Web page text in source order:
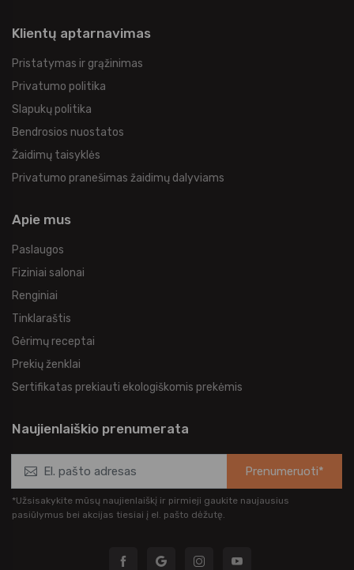
Klientų aptarnavimas
Pristatymas ir grąžinimas
Privatumo politika
Slapukų politika
Bendrosios nuostatos
Žaidimų taisyklės
Privatumo pranešimas žaidimų dalyviams
Apie mus
Paslaugos
Fiziniai salonai
Renginiai
Tinklaraštis
Gėrimų receptai
Prekių ženklai
Sertifikatas prekiauti ekologiškomis prekėmis
Naujienlaiškio prenumerata
Prenumeruoti*
*Užsisakykite mūsų naujienlaiškį ir pirmieji gaukite naujausius
pasiūlymus bei akcijas tiesiai į el. pašto dėžutę.